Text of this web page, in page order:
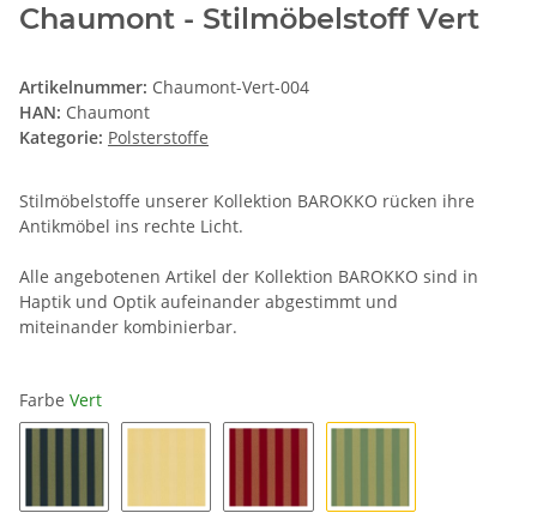
Chaumont - Stilmöbelstoff Vert
Artikelnummer: Chaumont-Vert-004
HAN: Chaumont
Kategorie: Polsterstoffe
Stilmöbelstoffe unserer Kollektion BAROKKO rücken ihre
Antikmöbel ins rechte Licht.
Alle angebotenen Artikel der Kollektion BAROKKO sind in
Haptik und Optik aufeinander abgestimmt und
miteinander kombinierbar.
Farbe Vert